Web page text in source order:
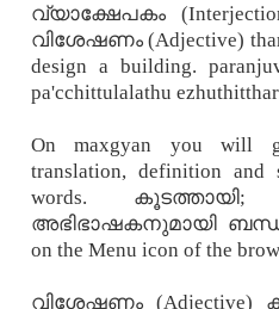
വ്യാക്ഷേപകം
വിശേഷണം (Adjective)
design a building.
pa'cchittulalathu
On maxgyan you will
translation, definition and
words. കൂടത്തായി;
അഭിഭാഷകനുമായി
on the Menu icon of the
വിശേഷണം (Adjective)